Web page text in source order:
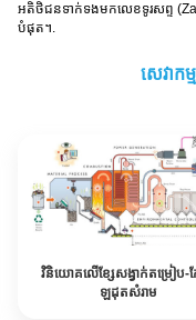
អតិថិជនទាក់ទងមកលេខទូរសព្ទ
បំផុត។.
សេវាក
វិនិយោគលើខ្សែសង្វាក់តម្រៀប-កែច្នៃ-
ឡដុតសំរាម